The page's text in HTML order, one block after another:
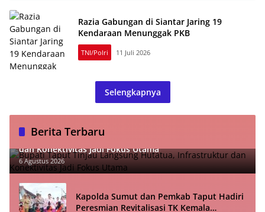
Razia Gabungan di Siantar Jaring 19
Kendaraan Menunggak PKB
TNI/Polri 11 Juli 2026
Selengkapnya
Berita Terbaru
Bupati Taput Tinjau Langsung Hutatua, Infrastruktur
dan Konektivitas Jadi Fokus Utama
6 Agustus 2026
Kapolda Sumut dan Pemkab Taput Hadiri
Peresmian Revitalisasi TK Kemala